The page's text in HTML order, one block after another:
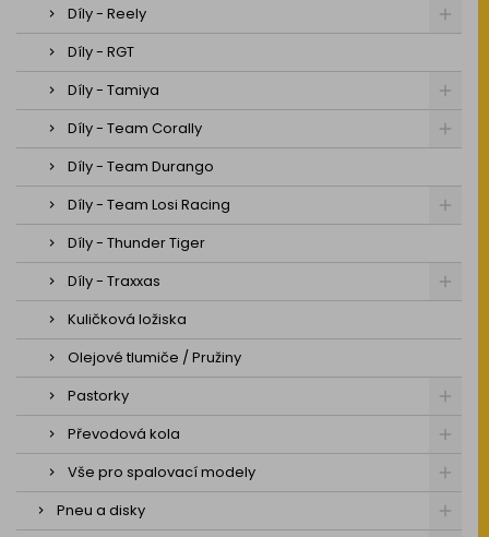
Díly - Reely
Díly - RGT
Díly - Tamiya
Díly - Team Corally
Díly - Team Durango
Díly - Team Losi Racing
Díly - Thunder Tiger
Díly - Traxxas
Kuličková ložiska
Olejové tlumiče / Pružiny
Pastorky
Převodová kola
Vše pro spalovací modely
Pneu a disky